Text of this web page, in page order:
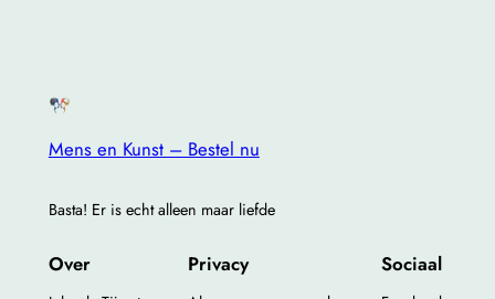
Mens en Kunst – Bestel nu
Basta! Er is echt alleen maar liefde
Over Privacy Sociaal